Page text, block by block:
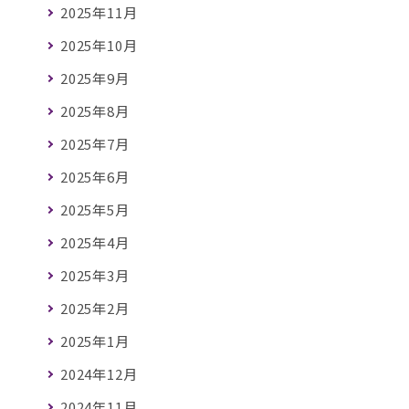
2025年11月
2025年10月
2025年9月
2025年8月
2025年7月
2025年6月
2025年5月
2025年4月
2025年3月
2025年2月
2025年1月
2024年12月